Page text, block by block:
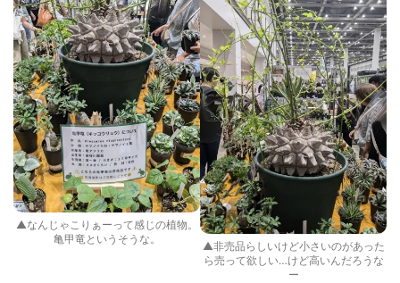
▲なんじゃこりぁーって感じの植物。
亀甲竜というそうな。
▲非売品らしいけど小さいのがあった
ら売って欲しい…けど高いんだろうな
ー